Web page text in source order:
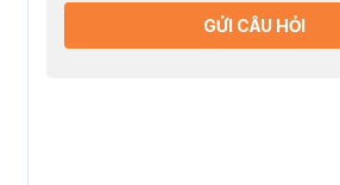
GỬI CÂU HỎI